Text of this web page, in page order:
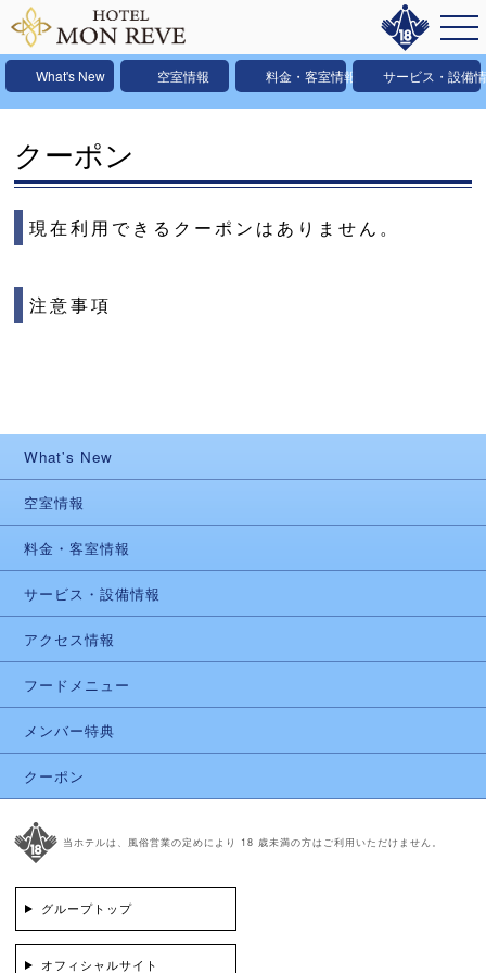
What's New 空室情報 料金・客室情報 サービス・設備
クーポン
現在利用できるクーポンはありません。
注意事項
What's New
空室情報
料金・客室情報
サービス・設備情報
アクセス情報
フードメニュー
メンバー特典
クーポン
当ホテルは、風俗営業の定めにより 18 歳未満の方はご利用いただけません。
グループトップ
オフィシャルサイト